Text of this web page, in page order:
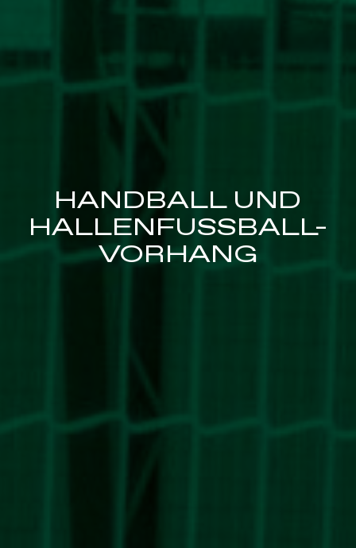
HANDBALL UND
HALLENFUSSBALL-V
ORHANG